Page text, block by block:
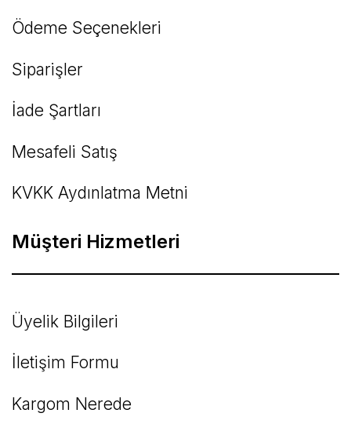
Ödeme Seçenekleri
Siparişler
İade Şartları
Mesafeli Satış
KVKK Aydınlatma Metni
Müşteri Hizmetleri
Üyelik Bilgileri
İletişim Formu
Kargom Nerede